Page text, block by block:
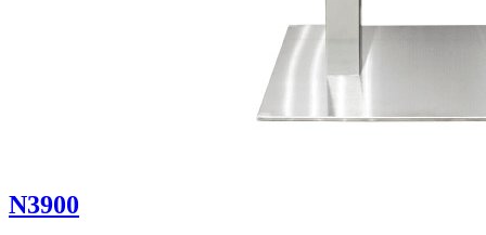
N3900